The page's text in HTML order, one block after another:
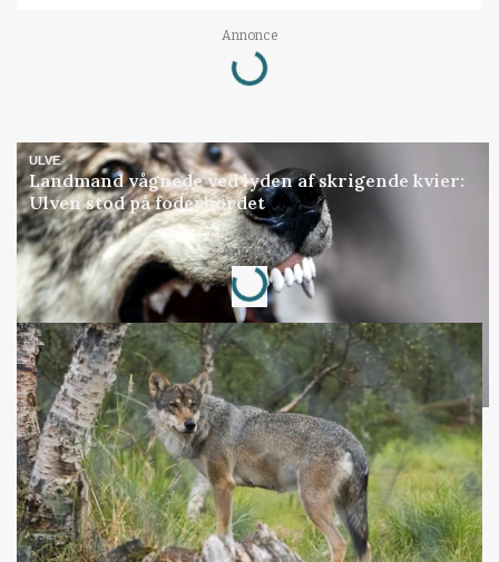
Annonce
Loading...
ULVE
Landmand vågnede ved lyden af skrigende kvier:
Ulven stod på foderbordet
Annonce
Loading...